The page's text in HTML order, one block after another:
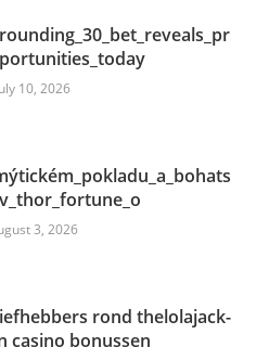
10, 2026
3, 2026
rond thelolajack-
casino bonussen